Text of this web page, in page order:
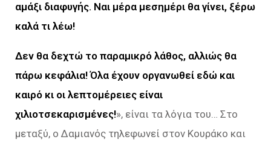
αμάξι διαφυγής. Ναι μέρα μεσημέρι θα γίνει, ξέρω
καλά τι λέω!
Δεν θα δεχτώ το παραμικρό λάθος, αλλιώς θα
πάρω κεφάλια! Όλα έχουν οργανωθεί εδώ και
καιρό κι οι λεπτομέρειες είναι
χιλιοτσεκαρισμένες!», είναι τα λόγια του… Στο
μεταξύ, ο Δαμιανός τηλεφωνεί στον Κουράκο και